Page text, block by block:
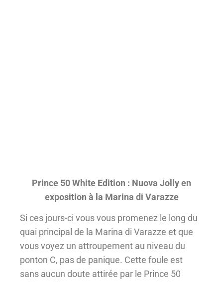
Prince 50 White Edition : Nuova Jolly en
exposition à la Marina di Varazze
Si ces jours-ci vous vous promenez le long du
quai principal de la Marina di Varazze et que
vous voyez un attroupement au niveau du
ponton C, pas de panique. Cette foule est
sans aucun doute attirée par le Prince 50